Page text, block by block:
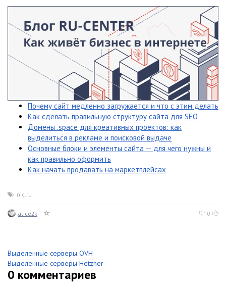
Почему сайт медленно загружается и что с этим делать
Как сделать правильную структуру сайта для SEO
Домены .space для креативных проектов: как
выделиться в рекламе и поисковой выдаче
Основные блоки и элементы сайта — для чего нужны и
как правильно оформить
Как начать продавать на маркетплейсах
nic.ru
alice2k 0
Выделенные серверы OVH
Выделенные серверы Hetzner
0 комментариев